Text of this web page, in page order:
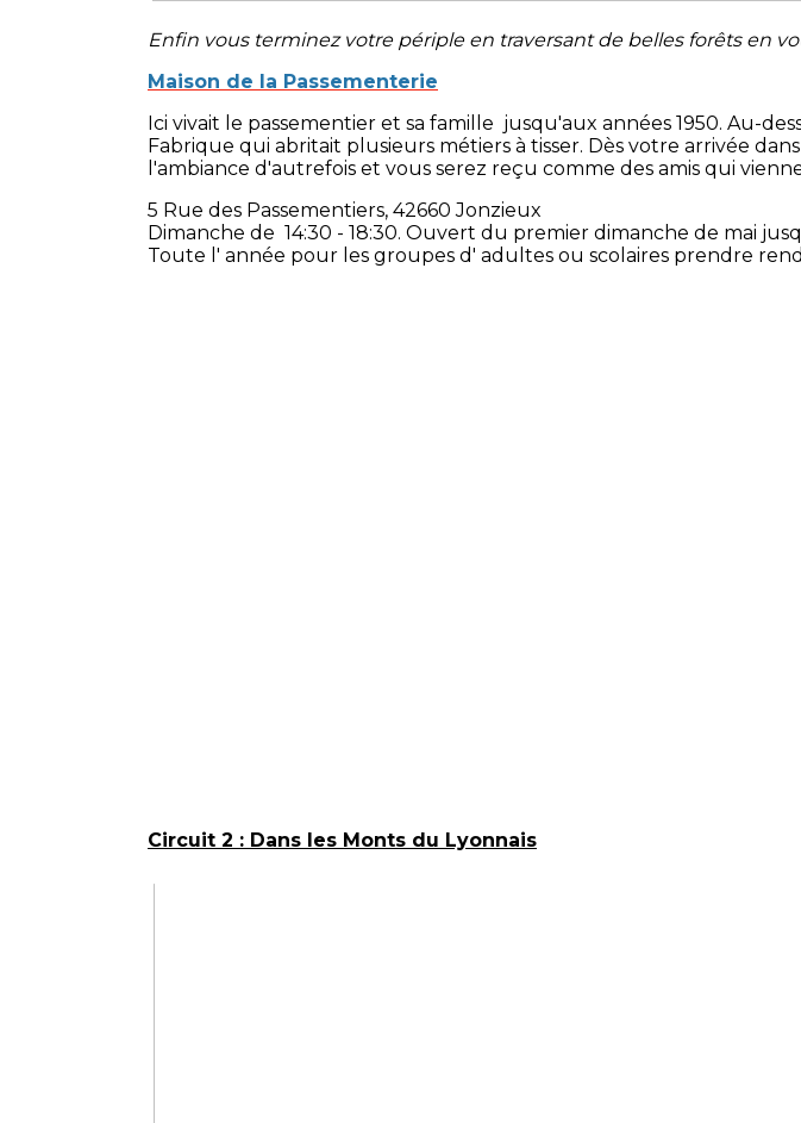
Enfin vous terminez votre périple en traversant de belles forêts en
Maison de la Passementerie
Ici vivait le passementier et sa famille jusqu'aux années 1950. Au-
Fabrique qui abritait plusieurs métiers à tisser. Dès votre arrivée
l'ambiance d'autrefois et vous serez reçu comme des amis qui
5 Rue des Passementiers, 42660 Jonzieux
Dimanche de 14:30 - 18:30. Ouvert du premier dimanche de mai
Toute l' année pour les groupes d' adultes ou scolaires prendre
Circuit 2 : Dans les Monts du Lyonnais